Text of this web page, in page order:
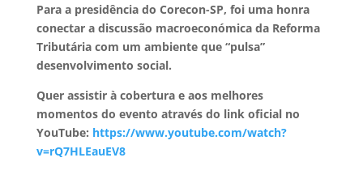
Para a presidência do Corecon-SP, foi uma honra
conectar a discussão macroeconómica da Reforma
Tributária com um ambiente que “pulsa”
desenvolvimento social.
Quer assistir à cobertura e aos melhores
momentos do evento através do link oficial no
YouTube: https://www.youtube.com/watch?
v=rQ7HLEauEV8